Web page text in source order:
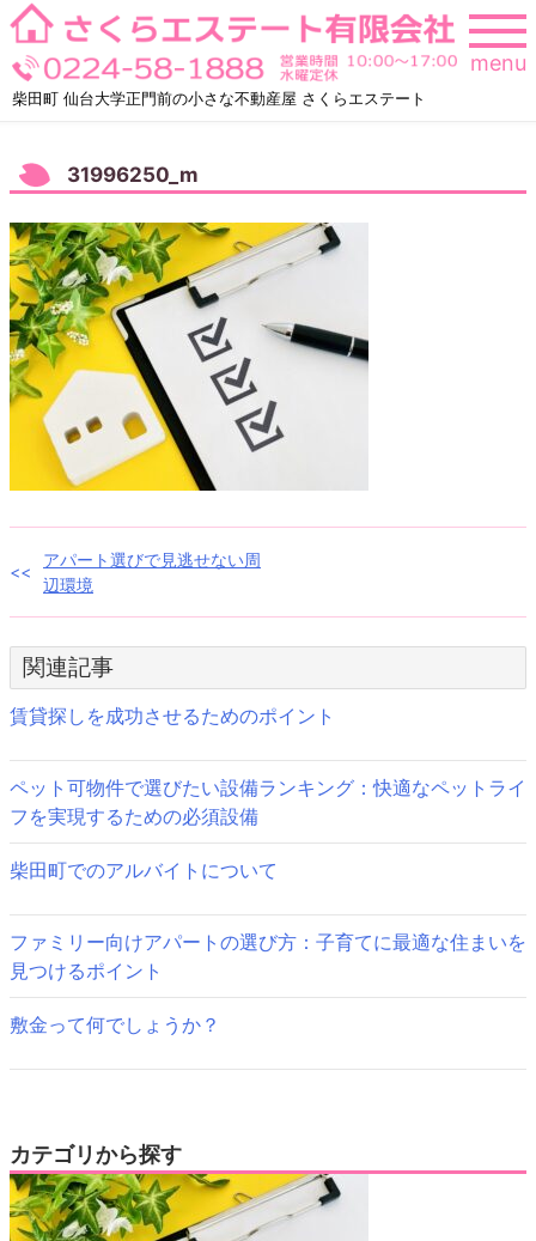
Skip
to
content
柴田町 仙台大学正門前の小さな不動産屋 さくらエステート
menu
31996250_m
投
稿
ナ
ビ
ー
シ
ョ
ン
アパート選びで見逃せない周
辺環境
関連記事
賃貸探しを成功させるためのポイント
ペット可物件で選びたい設備ランキング：快適なペットライ
フを実現するための必須設備
柴田町でのアルバイトについて
ファミリー向けアパートの選び方：子育てに最適な住まいを
見つけるポイント
敷金って何でしょうか？
カテゴリから探す